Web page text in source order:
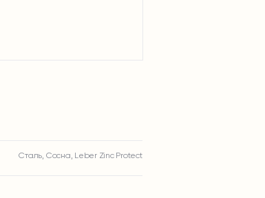
Сталь, Сосна, Leber Zinc Protect